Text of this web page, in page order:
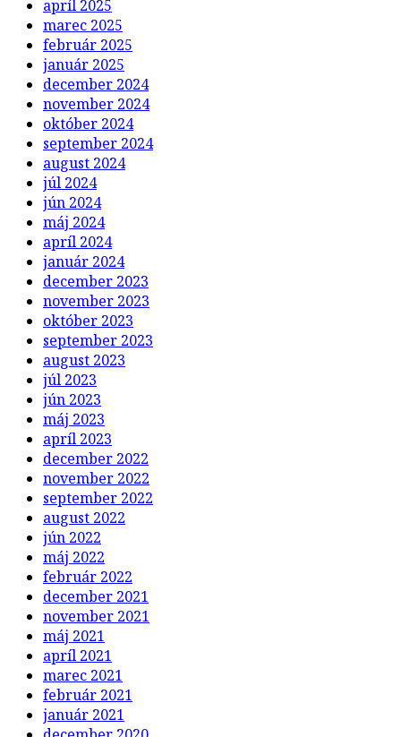
apríl 2025
marec 2025
február 2025
január 2025
december 2024
november 2024
október 2024
september 2024
august 2024
júl 2024
jún 2024
máj 2024
apríl 2024
január 2024
december 2023
november 2023
október 2023
september 2023
august 2023
júl 2023
jún 2023
máj 2023
apríl 2023
december 2022
november 2022
september 2022
august 2022
jún 2022
máj 2022
február 2022
december 2021
november 2021
máj 2021
apríl 2021
marec 2021
február 2021
január 2021